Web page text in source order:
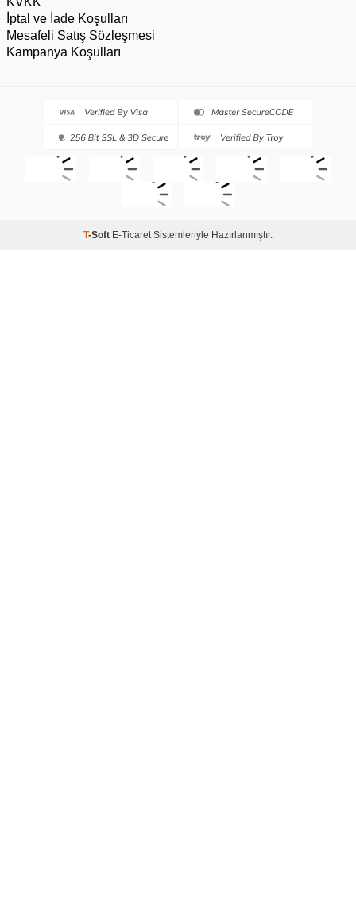
İptal ve İade Koşulları
Mesafeli Satış Sözleşmesi
Kampanya Koşulları
T-Soft E-Ticaret Sistemleriyle Hazırlanmıştır.